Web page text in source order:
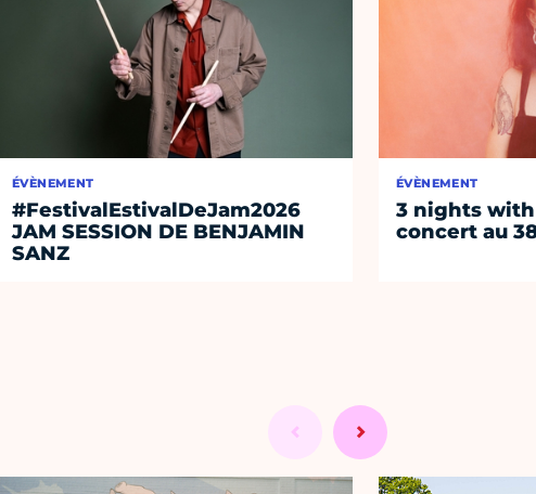
ÉVÈNEMENT
#FestivalEstivalDeJam2026
JAM SESSION DE BENJAMIN
SANZ
ÉVÈNEMENT
3 nights with
concert au